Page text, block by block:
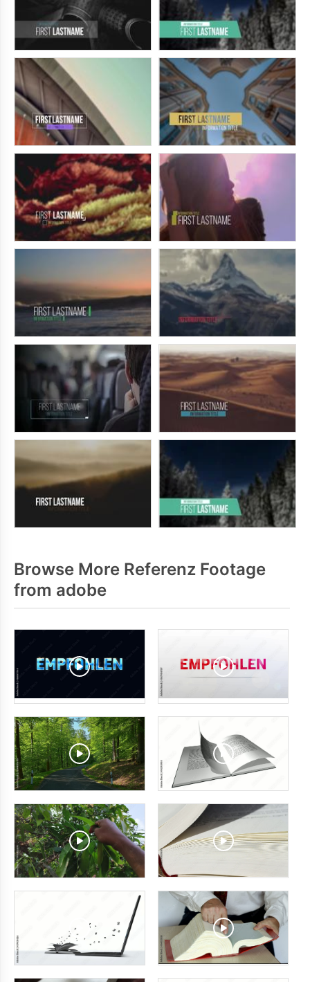
Browse More Referenz Footage
from adobe